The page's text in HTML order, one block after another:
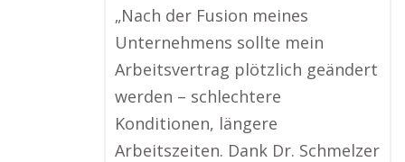
„Nach der Fusion meines
Unternehmens sollte mein
Arbeitsvertrag plötzlich geändert
werden – schlechtere
Konditionen, längere
Arbeitszeiten. Dank Dr. Schmelzer